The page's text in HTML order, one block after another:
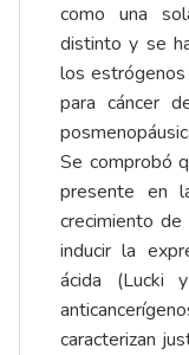
como una
distinto y se
los estrógenos
para cáncer
Se comprobó
presente en
crecimiento de
inducir la
ácida (Lucki
caracterizan